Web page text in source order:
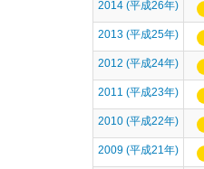
2014 (平成26年)
2013 (平成25年)
2012 (平成24年)
2011 (平成23年)
2010 (平成22年)
2009 (平成21年)